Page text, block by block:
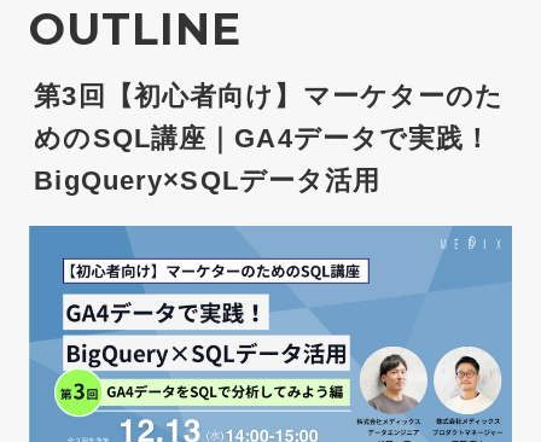
OUTLINE
第3回【初心者向け】マーケターのた
めのSQL講座｜GA4データで実践！
BigQuery×SQLデータ活用